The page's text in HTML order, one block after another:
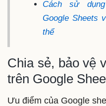
Cách sử
Google Sheets
thể
Chia sẻ, bảo vệ
trên Google
Ưu điểm của Google